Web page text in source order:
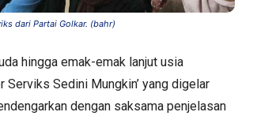
dari Partai Golkar. (bahr)
hingga emak-emak lanjut usia
Serviks Sedini Mungkin’ yang digelar
dengan saksama penjelasan